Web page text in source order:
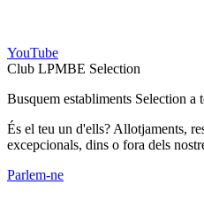
YouTube
Club LPMBE Selection
Busquem establiments Selection a
És el teu un d'ells? Allotjaments,
excepcionals, dins o fora dels
Parlem-ne